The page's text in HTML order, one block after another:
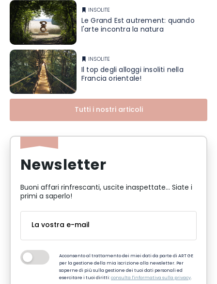
INSOLITE
Le Grand Est autrement: quando
l'arte incontra la natura
INSOLITE
Il top degli alloggi insoliti nella
Francia orientale!
Tutti i nostri articoli
Newsletter
Buoni affari rinfrescanti, uscite inaspettate... Siate i
primi a saperlo!
Acconsento al trattamento dei miei dati da parte di ART GE
per la gestione della mia iscrizione alla newsletter. Per
saperne di più sulla gestione dei tuoi dati personali ed
esercitare i tuoi diritti:consulta l'informativa sulla privacy.